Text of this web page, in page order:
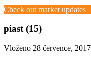
Check out market updates
piast (15)
Vloženo 28 července, 2017